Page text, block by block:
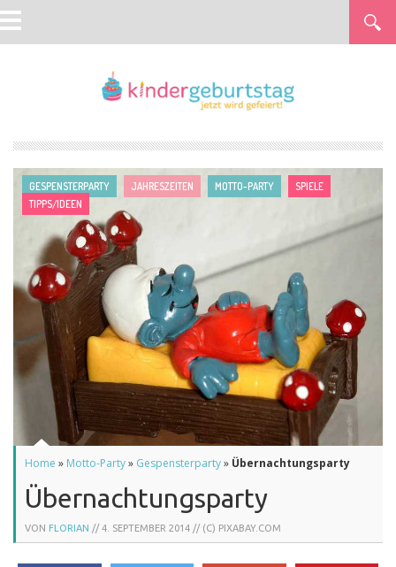
GESPENSTERPARTY JAHRESZEITEN MOTTO-PARTY
SPIELE
TIPPS/IDEEN
Home » Motto-Party» Gespensterparty» Übernachtungsparty
Übernachtungsparty
VON FLORIAN //4. SEPTEMBER 2014 // (C) PIXABAY.COM